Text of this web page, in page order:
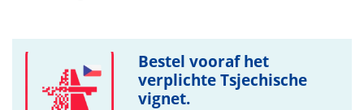
Bestel vooraf het
verplichte Tsjechische
vignet.